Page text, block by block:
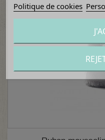
Politique de cookies